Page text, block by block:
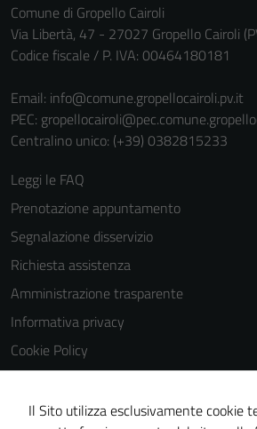
Comune di Gropello Cairoli
Via Libertà, 47 - 27027 Gropello Cairoli
Codice fiscale / P. IVA: 00464180181
Email: info@comune.gropellocairoli.pv.it
PEC:
Centralino unico: (+39) 0382815233
Leggi le FAQ
Prenotazione appuntamento
Segnalazione disservizio
Richiesta assistenza
Amministrazione trasparente
Informativa privacy
Cookie Policy
Note legali
Dichiarazione di accessibilità
Il Sito utilizza esclusivamente cookie